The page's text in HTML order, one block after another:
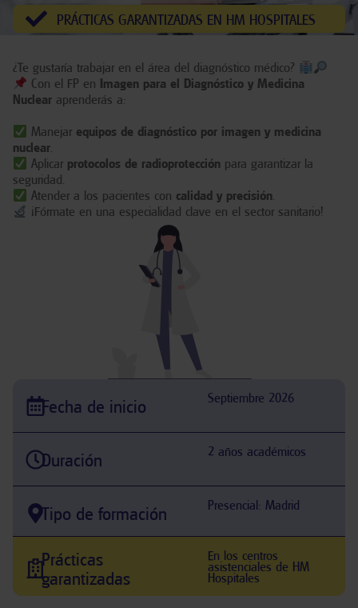
PRÁCTICAS GARANTIZADAS EN HM HOSPITALES
¿Te gustaría trabajar en el área del diagnóstico médico?
Con el FP en Imagen para el Diagnóstico y Medicina
Nuclear aprenderás a:
Manejar equipos de diagnóstico por imagen y medicina
nuclear.
Aplicar protocolos de radioprotección para garantizar la
seguridad.
Atender a los pacientes con calidad y precisión.
¡Fórmate en una especialidad clave en el sector sanitario!
Fecha de inicio Septiembre 2026
Duración 2 años académicos
Tipo de formación Presencial: Madrid
Prácticas
garantizadas
En los centros
asistenciales de HM
Hospitales